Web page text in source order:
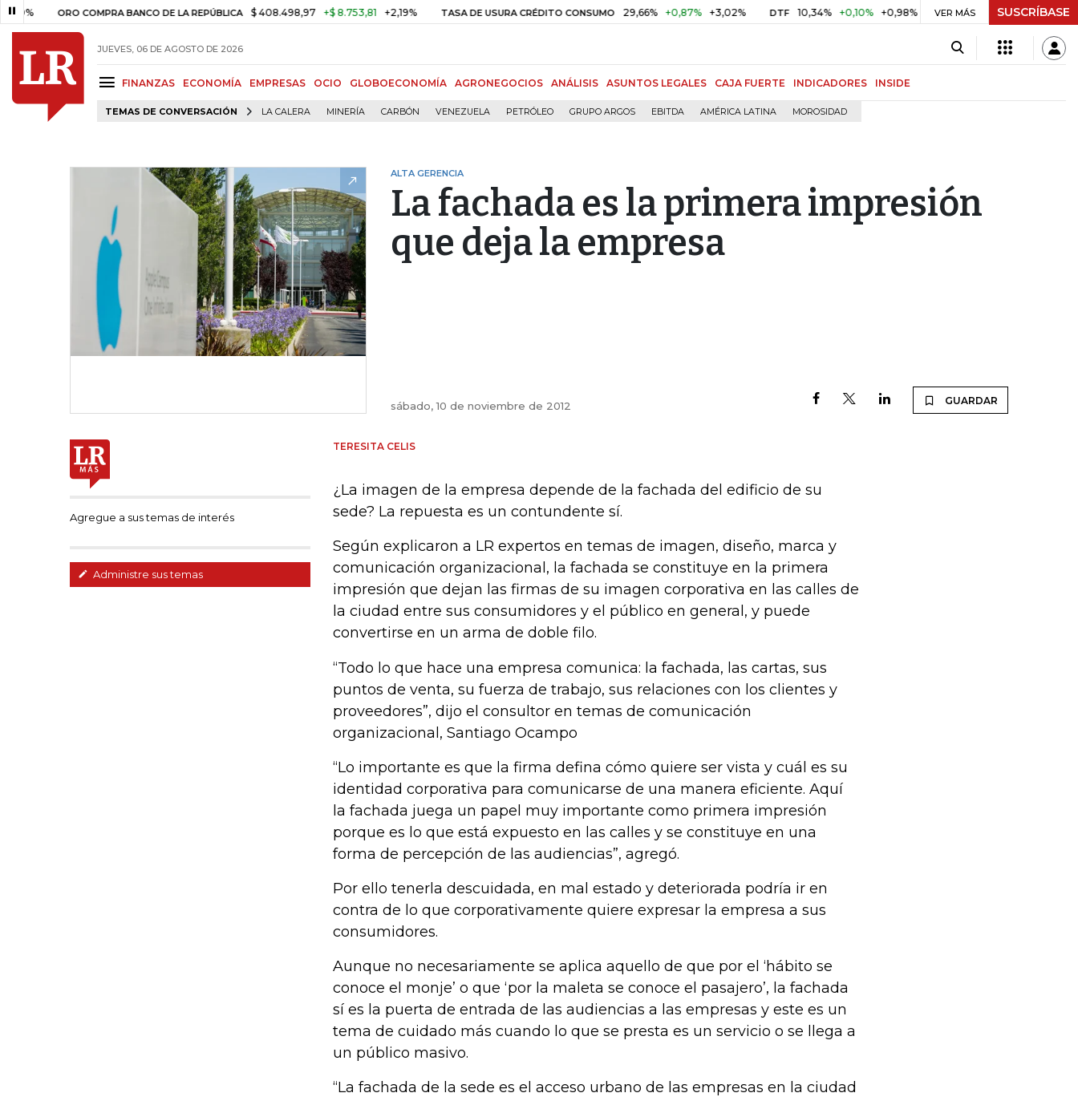
ORO COMPRA BANCO DE LA REPÚBLICA $ 408.498,97 +$ 8.753,81 +2,19% TASA DE USURA CRÉDITO CONSUMO 29,66% +0,87% +3,02% DTF 10,34% +0,10% +0,98% UVR $ 416,86 +$ 0,05 +0,01%
VER MÁS SUSCRÍBASE
JUEVES, 06 DE AGOSTO DE 2026
FINANZAS ECONOMÍA EMPRESAS OCIO GLOBOECONOMÍA AGRONEGOCIOS ANÁLISIS ASUNTOS LEGALES CAJA FUERTE INDICADORES INSIDE
TEMAS DE CONVERSACIÓN LA CALERA MINERÍA CARBÓN VENEZUELA PETRÓLEO GRUPO ARGOS EBITDA AMÉRICA LATINA MOROSIDAD
ALTA GERENCIA
La fachada es la primera impresión
que deja la empresa
sábado, 10 de noviembre de 2012 GUARDAR
Agregue a sus temas de interés
Administre sus temas
TERESITA CELIS
¿La imagen de la empresa depende de la fachada del edificio de su
sede? La repuesta es un contundente sí.
Según explicaron a LR expertos en temas de imagen, diseño, marca y
comunicación organizacional, la fachada se constituye en la primera
impresión que dejan las firmas de su imagen corporativa en las calles de
la ciudad entre sus consumidores y el público en general, y puede
convertirse en un arma de doble filo.
“Todo lo que hace una empresa comunica: la fachada, las cartas, sus
puntos de venta, su fuerza de trabajo, sus relaciones con los clientes y
proveedores”, dijo el consultor en temas de comunicación
organizacional, Santiago Ocampo
“Lo importante es que la firma defina cómo quiere ser vista y cuál es su
identidad corporativa para comunicarse de una manera eficiente. Aquí
la fachada juega un papel muy importante como primera impresión
porque es lo que está expuesto en las calles y se constituye en una
forma de percepción de las audiencias”, agregó.
Por ello tenerla descuidada, en mal estado y deteriorada podría ir en
contra de lo que corporativamente quiere expresar la empresa a sus
consumidores.
Aunque no necesariamente se aplica aquello de que por el ‘hábito se
conoce el monje’ o que ‘por la maleta se conoce el pasajero’, la fachada
sí es la puerta de entrada de las audiencias a las empresas y este es un
tema de cuidado más cuando lo que se presta es un servicio o se llega a
un público masivo.
“La fachada de la sede es el acceso urbano de las empresas en la ciudad